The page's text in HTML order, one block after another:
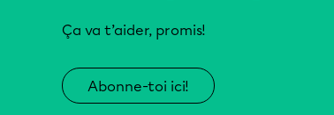
Ça va t’aider, promis!
Abonne-toi ici!